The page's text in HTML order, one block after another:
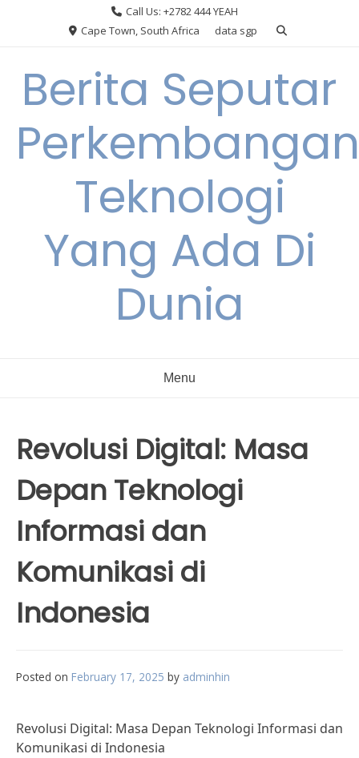
Call Us: +2782 444 YEAH
Cape Town, South Africa
data sgp
Berita Seputar
Perkembangan
Teknologi
Yang Ada Di
Dunia
Menu
Revolusi Digital: Masa
Depan Teknologi
Informasi dan
Komunikasi di
Indonesia
Posted on February 17, 2025 by adminhin
Revolusi Digital: Masa Depan Teknologi Informasi dan
Komunikasi di Indonesia